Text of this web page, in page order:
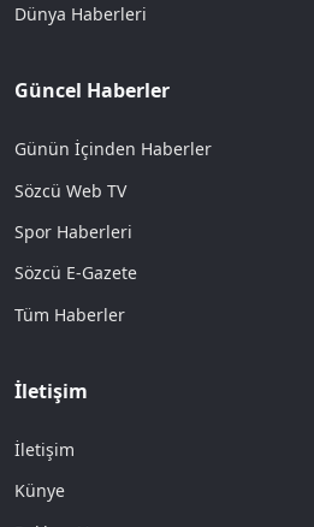
Dünya Haberleri
Güncel Haberler
Günün İçinden Haberler
Sözcü Web TV
Spor Haberleri
Sözcü E-Gazete
Tüm Haberler
İletişim
İletişim
Künye